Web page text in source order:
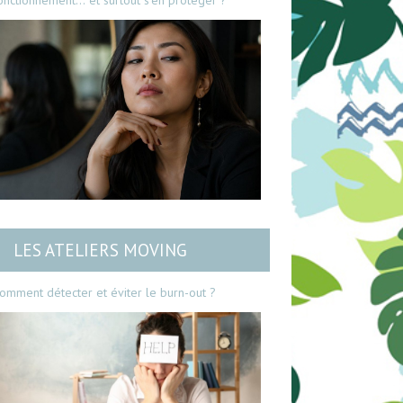
LES ATELIERS MOVING
détecter et éviter le burn-out ?